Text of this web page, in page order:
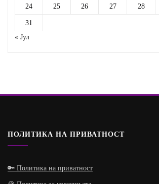
24 25 26 27 28
31
« Јул
ПОЛИТИКА НА ПРИВАТНОСТ
🔑 Политика на приватност